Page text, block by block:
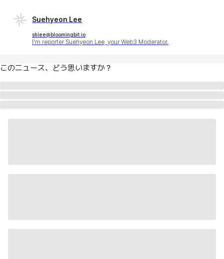
Suehyeon Lee
shlee@bloomingbit.io
I'm reporter Suehyeon Lee, your Web3 Moderator.
このニュース、どう思いますか？